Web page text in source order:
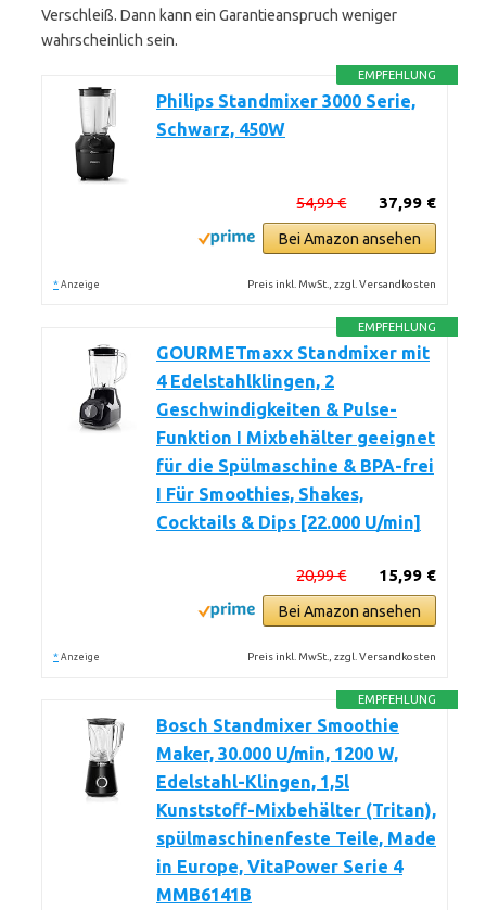
Verschleiß. Dann kann ein Garantieanspruch weniger
wahrscheinlich sein.
EMPFEHLUNG
Philips Standmixer 3000 Serie,
Schwarz, 450W
37,99 €
54,99 €
Bei Amazon ansehen
* Anzeige Preis inkl. MwSt., zzgl. Versandkosten
EMPFEHLUNG
GOURMETmaxx Standmixer mit
4 Edelstahlklingen, 2
Geschwindigkeiten & Pulse-
Funktion I Mixbehälter geeignet
für die Spülmaschine & BPA-frei
I Für Smoothies, Shakes,
Cocktails & Dips [22.000 U/min]
15,99 €
20,99 €
Bei Amazon ansehen
* Anzeige Preis inkl. MwSt., zzgl. Versandkosten
EMPFEHLUNG
Bosch Standmixer Smoothie
Maker, 30.000 U/min, 1200 W,
Edelstahl-Klingen, 1,5l
Kunststoff-Mixbehälter (Tritan),
spülmaschinenfeste Teile, Made
in Europe, VitaPower Serie 4
MMB6141B